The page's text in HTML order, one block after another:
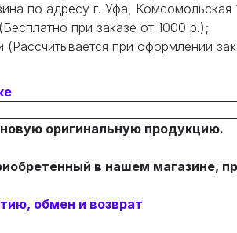
по адресу г. Уфа,
при заказе от 1000 р.);
при оформлении
оригинальную продукцию.
в нашем магазине,
обмен и возврат